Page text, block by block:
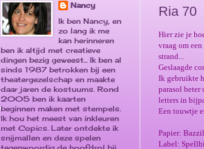
Ria 70
Hier zie je
vraag om
strand...
Geslaagde
Ik gebruikte
parasol beter
letters in
Een touwtje
Papier:
Label:
Nancy
Ik ben Nancy, en
zo lang ik me
kan herinneren
ben ik altijd met creatieve
dingen bezig geweest... Ik ben al
sinds 1987 betrokken bij een
theatergezelschap en maakte
daar jaren de kostuums. Rond
2005 ben ik kaarten
beginnen maken met stempels.
Ik hou het meest van inkleuren
met Copics. Later ontdekte ik
snijmallen en deze spelen